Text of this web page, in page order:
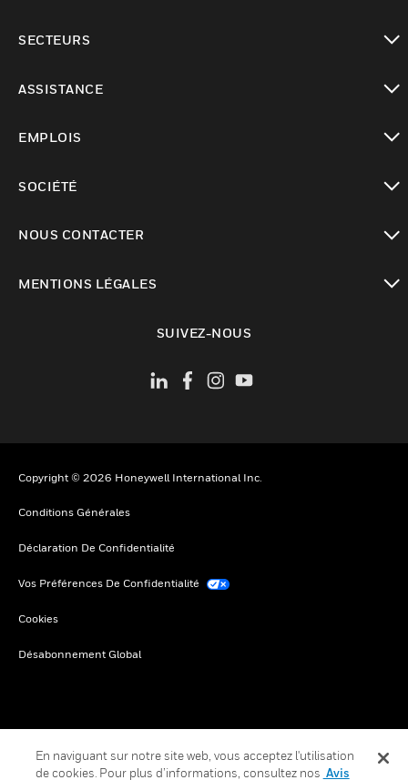
SECTEURS
ASSISTANCE
EMPLOIS
SOCIÉTÉ
NOUS CONTACTER
MENTIONS LÉGALES
SUIVEZ-NOUS
Copyright © 2026 Honeywell International Inc.
Conditions Générales
Déclaration De Confidentialité
Vos Préférences De Confidentialité
Cookies
Désabonnement Global
En naviguant sur notre site web, vous acceptez l'utilisation
de cookies. Pour plus d’informations, consultez nos Avis